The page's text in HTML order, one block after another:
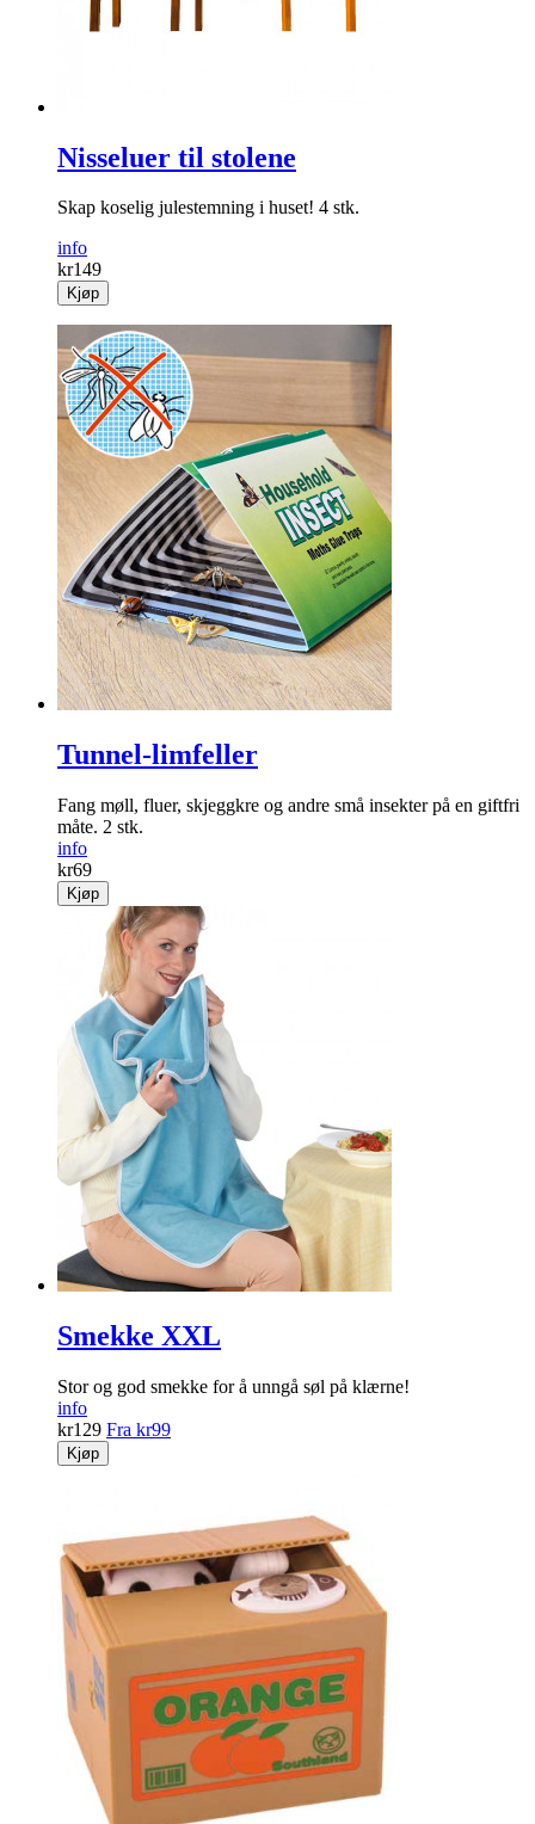
Nisseluer til stolene
Skap koselig julestemning i huset! 4 stk.
info
kr149
Kjøp
Tunnel-limfeller
Fang møll, fluer, skjeggkre og andre små insekter på en giftfri
måte. 2 stk.
info
kr69
Kjøp
Smekke XXL
Stor og god smekke for å unngå søl på klærne!
info
kr129 Fra kr99
Kjøp